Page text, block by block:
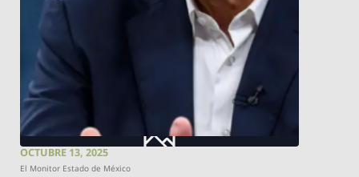
OCTUBRE 13, 2025
El Monitor Estado de México